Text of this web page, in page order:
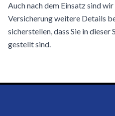
Auch nach dem Einsatz sind
Versicherung weitere Details
sicherstellen, dass Sie in
gestellt sind.